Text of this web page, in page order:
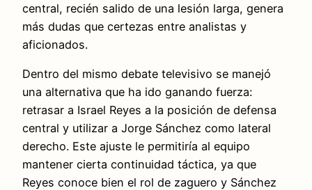
central, recién salido de una lesión larga, genera
más dudas que certezas entre analistas y
aficionados.
Dentro del mismo debate televisivo se manejó
una alternativa que ha ido ganando fuerza:
retrasar a Israel Reyes a la posición de defensa
central y utilizar a Jorge Sánchez como lateral
derecho. Este ajuste le permitiría al equipo
mantener cierta continuidad táctica, ya que
Reyes conoce bien el rol de zaguero y Sánchez